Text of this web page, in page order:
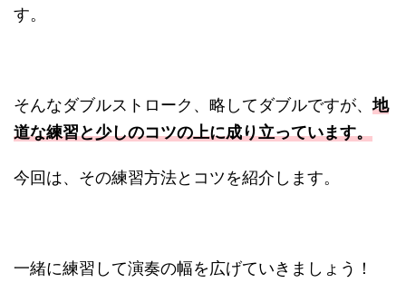
す。
そんなダブルストローク、略してダブルですが、地
道な練習と少しのコツの上に成り立っています。
今回は、その練習方法とコツを紹介します。
一緒に練習して演奏の幅を広げていきましょう！